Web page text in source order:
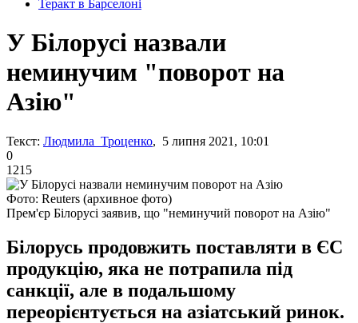
Теракт в Барселоні
У Білорусі назвали
неминучим "поворот на
Азію"
Текст: Людмила Троценко, 5 липня 2021, 10:01
0
1215
Фото: Reuters (архивное фото)
Прем'єр Білорусі заявив, що "неминучий поворот на Азію"
Білорусь продовжить поставляти в ЄС
продукцію, яка не потрапила під
санкції, але в подальшому
переорієнтується на азіатський ринок.